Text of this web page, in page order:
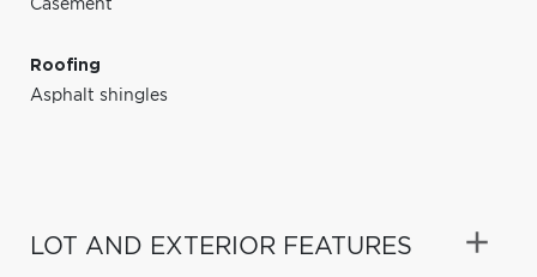
Casement
Roofing
Asphalt shingles
LOT AND EXTERIOR FEATURES